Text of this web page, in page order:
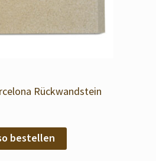
Rückwandstein
bestellen